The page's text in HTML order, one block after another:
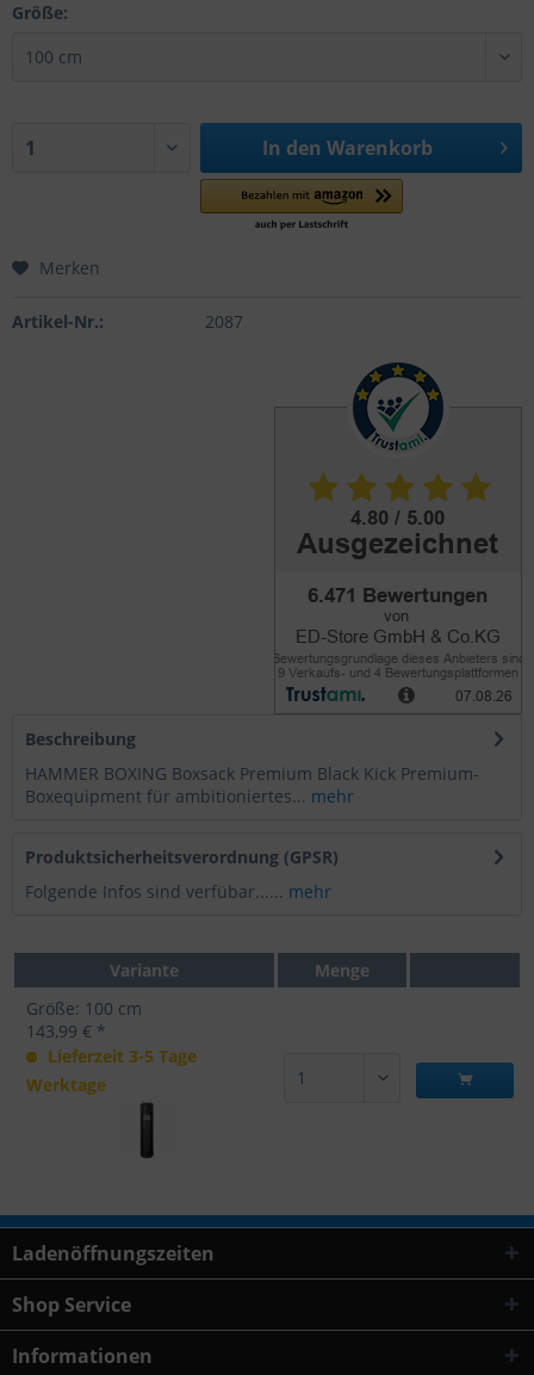
Größe:
In den Warenkorb
Merken
Artikel-Nr.: 2087
Beschreibung
HAMMER BOXING Boxsack Premium Black Kick Premium-
Boxequipment für ambitioniertes... mehr
Produktsicherheitsverordnung (GPSR)
Folgende Infos sind verfübar...... mehr
Variante
Menge
Größe: 100 cm
143,99 € *
Lieferzeit 3-5 Tage
Werktage
Ladenöffnungszeiten
Shop Service
Informationen